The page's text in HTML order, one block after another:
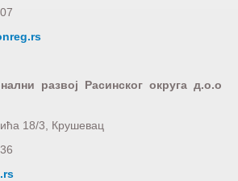
развој Расинског округа д.о.о
18/3, Крушевац